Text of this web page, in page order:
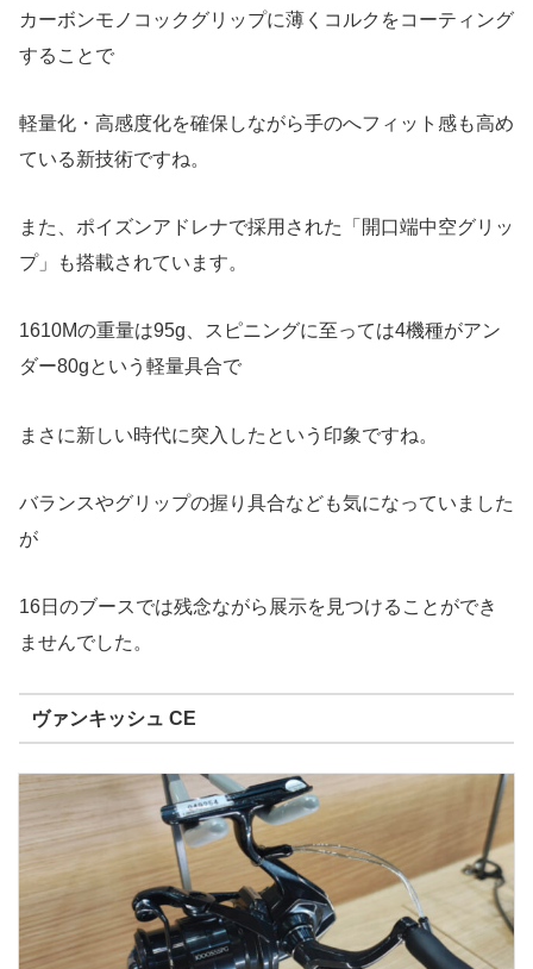
カーボンモノコックグリップに薄くコルクをコーティング
することで
軽量化・高感度化を確保しながら手のへフィット感も高め
ている新技術ですね。
また、ポイズンアドレナで採用された「開口端中空グリッ
プ」も搭載されています。
1610Mの重量は95g、スピニングに至っては4機種がアン
ダー80gという軽量具合で
まさに新しい時代に突入したという印象ですね。
バランスやグリップの握り具合なども気になっていました
が
16日のブースでは残念ながら展示を見つけることができ
ませんでした。
ヴァンキッシュ CE